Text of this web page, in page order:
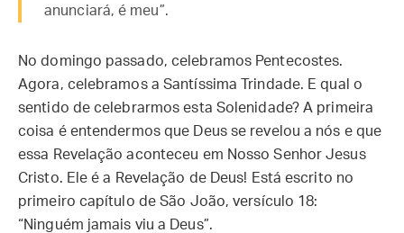
anunciará, é meu”.
No domingo passado, celebramos Pentecostes.
Agora, celebramos a Santíssima Trindade. E qual o
sentido de celebrarmos esta Solenidade? A primeira
coisa é entendermos que Deus se revelou a nós e que
essa Revelação aconteceu em Nosso Senhor Jesus
Cristo. Ele é a Revelação de Deus! Está escrito no
primeiro capítulo de São João, versículo 18:
“Ninguém jamais viu a Deus”.